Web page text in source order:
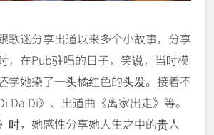
歌迷分享出道以来多个小故事，分享
，在Pub驻唱的日子，笑说，当时模
学她染了一头橘红色的头发。接着不
Da Di》、出道曲《离家出走》等。
时，她感性分享她人生之中的贵人